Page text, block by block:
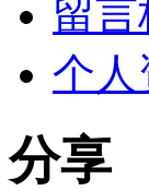
留言
个人
分享